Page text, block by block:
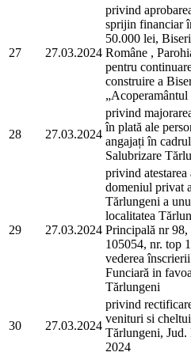
27 27.03.2024
privind
sprijin financiar
50.000 lei,
Române ,
pentru
construire a
28 27.03.2024
privind
în plată ale
angajați în
Salubrizare
29 27.03.2024
privind atestarea
domeniul privat
Tărlungeni a
localitatea
Principală nr
105054, nr. top
vederea
Funciară in
Tărlungeni
30 27.03.2024
privind
venituri si
Tărlungeni, Jud.
2024